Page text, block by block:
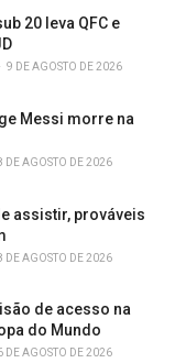
20 leva QFC e
9 DE AGOSTO DE 2026
Messi morre na
DE AGOSTO DE 2026
assistir, prováveis
DE AGOSTO DE 2026
de acesso na
do Mundo
DE AGOSTO DE 2026